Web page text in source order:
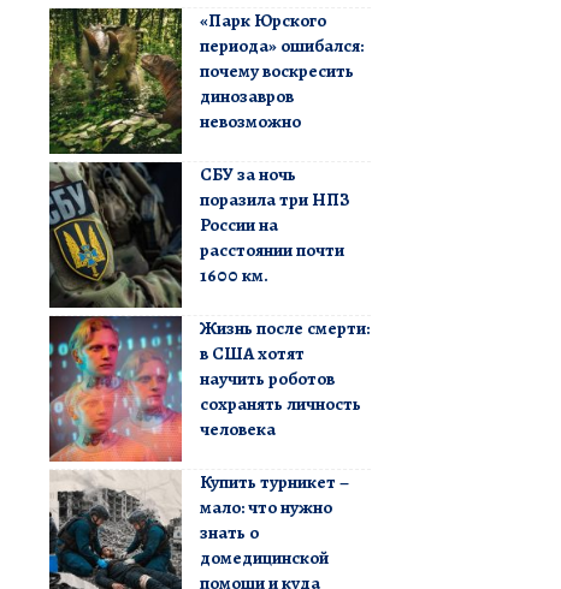
«Парк Юрского
периода» ошибался:
почему воскресить
динозавров
невозможно
СБУ за ночь
поразила три НПЗ
России на
расстоянии почти
1600 км.
Жизнь после смерти:
в США хотят
научить роботов
сохранять личность
человека
Купить турникет –
мало: что нужно
знать о
домедицинской
помощи и куда